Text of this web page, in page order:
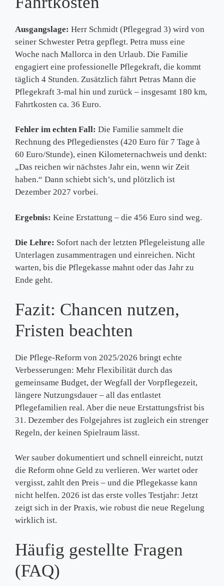
Ausgangslage: Herr Schmidt (Pflegegrad 3) wird von
seiner Schwester Petra gepflegt. Petra muss eine
Woche nach Mallorca in den Urlaub. Die Familie
engagiert eine professionelle Pflegekraft, die kommt
täglich 4 Stunden. Zusätzlich fährt Petras Mann die
Pflegekraft 3-mal hin und zurück – insgesamt 180 km,
Fahrtkosten ca. 36 Euro.
Fehler im echten Fall: Die Familie sammelt die
Rechnung des Pflegedienstes (420 Euro für 7 Tage à
60 Euro/Stunde), einen Kilometernachweis und denkt:
„Das reichen wir nächstes Jahr ein, wenn wir Zeit
haben.“ Dann schiebt sich’s, und plötzlich ist
Dezember 2027 vorbei.
Ergebnis: Keine Erstattung – die 456 Euro sind weg.
Die Lehre: Sofort nach der letzten Pflegeleistung alle
Unterlagen zusammentragen und einreichen. Nicht
warten, bis die Pflegekasse mahnt oder das Jahr zu
Ende geht.
Fazit: Chancen nutzen,
Fristen beachten
Die Pflege-Reform von 2025/2026 bringt echte
Verbesserungen: Mehr Flexibilität durch das
gemeinsame Budget, der Wegfall der Vorpflegezeit,
längere Nutzungsdauer – all das entlastet
Pflegefamilien real. Aber die neue Erstattungsfrist bis
31. Dezember des Folgejahres ist zugleich ein strenger
Regeln, der keinen Spielraum lässt.
Wer sauber dokumentiert und schnell einreicht, nutzt
die Reform ohne Geld zu verlieren. Wer wartet oder
vergisst, zahlt den Preis – und die Pflegekasse kann
nicht helfen. 2026 ist das erste volles Testjahr: Jetzt
zeigt sich in der Praxis, wie robust die neue Regelung
wirklich ist.
Häufig gestellte Fragen
(FAQ)